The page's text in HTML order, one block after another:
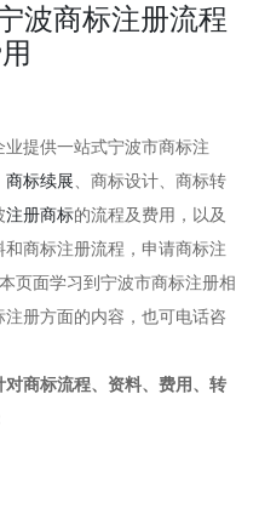
波商标注册流程
提供一站式宁波市商标注
商标续展 、商标设计、商标转
注册商标的流程及费用，以及
商标注册流程，申请商标注
页面学习到宁波市商标注册相
册方面的内容，也可电话咨
商标流程、资料、费用、转